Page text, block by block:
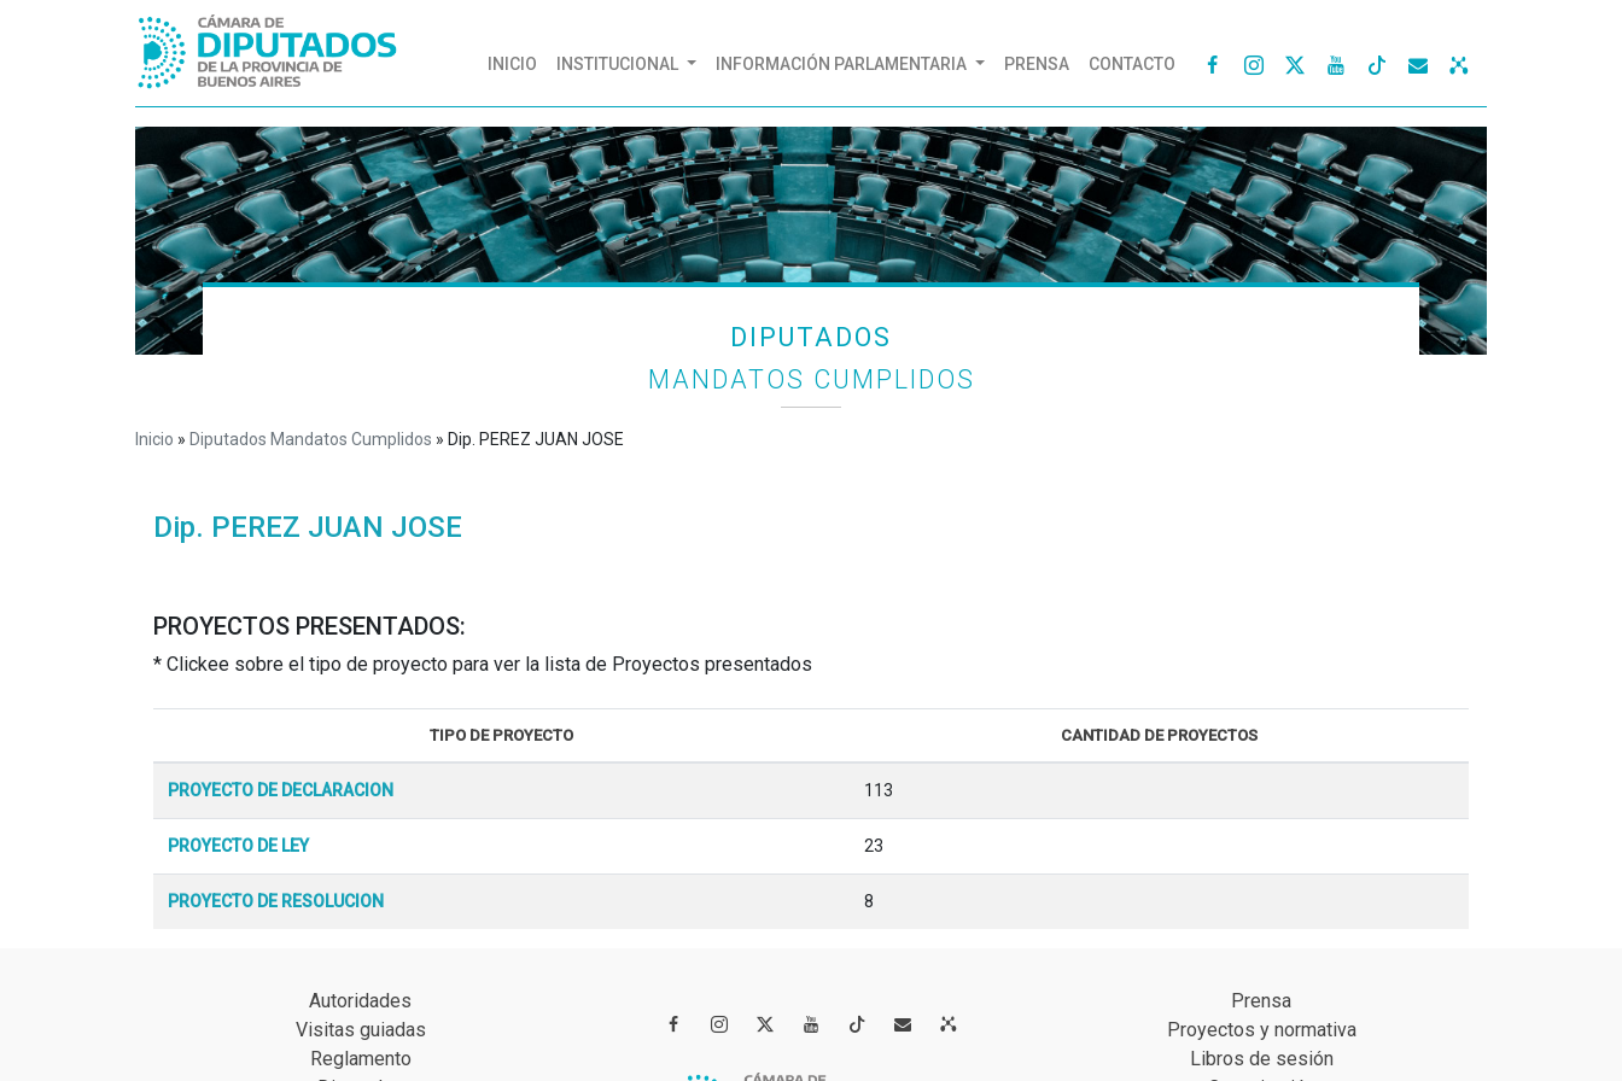
INICIO (CURRENT)
INSTITUCIONAL INFORMACIÓN PARLAMENTARIA PRENSA CONTACTO    
DIPUTADOS
MANDATOS CUMPLIDOS
Inicio » Diputados Mandatos Cumplidos » Dip. PEREZ JUAN JOSE
Dip. PEREZ JUAN JOSE
PROYECTOS PRESENTADOS:
* Clickee sobre el tipo de proyecto para ver la lista de Proyectos presentados
TIPO DE PROYECTO CANTIDAD DE PROYECTOS
PROYECTO DE DECLARACION 113
PROYECTO DE LEY 23
PROYECTO DE RESOLUCION 8
Autoridades
Visitas guiadas
Reglamento
   
Prensa
Proyectos y normativa
Libros de sesión